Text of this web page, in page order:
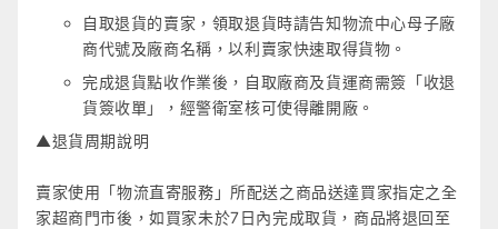
自取退貨的賣家，領取退貨時請告知物流中心母子廠
商代號及廠商名稱，以利賣家快速取得貨物。
完成退貨點收作業後，自取廠商及貨運商需簽「收退
貨簽收單」，經警衛室核可使得離開廠。
▲退貨周期說明
賣家使用「物流直寄服務」所配送之商品送達買家指定之全
家超商門市後，如買家未於7日內完成取貨，商品將退回至